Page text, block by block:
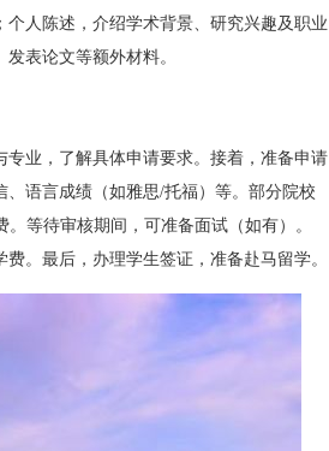
人陈述，介绍学术背景、研究兴趣及职业
表论文等额外材料。
业，了解具体申请要求。接着，准备申请
语言成绩（如雅思/托福）等。部分院校
等待审核期间，可准备面试（如有）。
。最后，办理学生签证，准备赴马留学。